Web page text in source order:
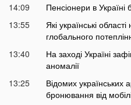
14:09
Пенсіонери в Україні
13:55
Які українські
глобального
13:40
На заході Україні
аномалії
13:25
Відомих українських
бронювання від